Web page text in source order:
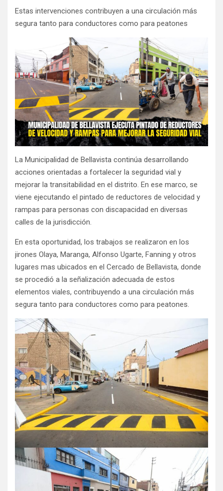
Estas intervenciones contribuyen a una circulación más
segura tanto para conductores como para peatones
La Municipalidad de Bellavista continúa desarrollando
acciones orientadas a fortalecer la seguridad vial y
mejorar la transitabilidad en el distrito. En ese marco, se
viene ejecutando el pintado de reductores de velocidad y
rampas para personas con discapacidad en diversas
calles de la jurisdicción.
En esta oportunidad, los trabajos se realizaron en los
jirones Olaya, Maranga, Alfonso Ugarte, Fanning y otros
lugares mas ubicados en el Cercado de Bellavista, donde
se procedió a la señalización adecuada de estos
elementos viales, contribuyendo a una circulación más
segura tanto para conductores como para peatones.